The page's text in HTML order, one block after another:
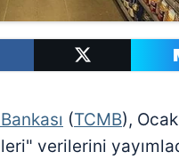
(TCMB),
verilerini